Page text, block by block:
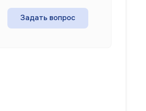
Задать вопрос